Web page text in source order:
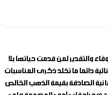
والتقدير لمن قدمت حياتها بلا
دائمًا ما تخلد ذكرى المناسبات
الصادقة بقيمة الذهب الخالص